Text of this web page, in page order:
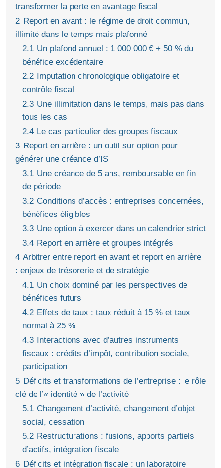
transformer la perte en avantage fiscal
2 Report en avant : le régime de droit commun,
illimité dans le temps mais plafonné
2.1 Un plafond annuel : 1 000 000 € + 50 % du
bénéfice excédentaire
2.2 Imputation chronologique obligatoire et
contrôle fiscal
2.3 Une illimitation dans le temps, mais pas dans
tous les cas
2.4 Le cas particulier des groupes fiscaux
3 Report en arrière : un outil sur option pour
générer une créance d’IS
3.1 Une créance de 5 ans, remboursable en fin
de période
3.2 Conditions d’accès : entreprises concernées,
bénéfices éligibles
3.3 Une option à exercer dans un calendrier strict
3.4 Report en arrière et groupes intégrés
4 Arbitrer entre report en avant et report en arrière
: enjeux de trésorerie et de stratégie
4.1 Un choix dominé par les perspectives de
bénéfices futurs
4.2 Effets de taux : taux réduit à 15 % et taux
normal à 25 %
4.3 Interactions avec d’autres instruments
fiscaux : crédits d’impôt, contribution sociale,
participation
5 Déficits et transformations de l’entreprise : le rôle
clé de l’« identité » de l’activité
5.1 Changement d’activité, changement d’objet
social, cessation
5.2 Restructurations : fusions, apports partiels
d’actifs, intégration fiscale
6 Déficits et intégration fiscale : un laboratoire